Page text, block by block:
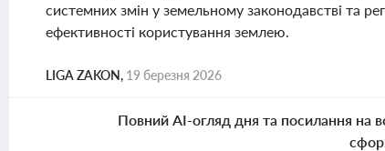
системних змін у земельному законодавстві та
ефективності користування землею.
LIGA ZAKON, 19 березня 2026
Повний AI-огляд дня та посилання на